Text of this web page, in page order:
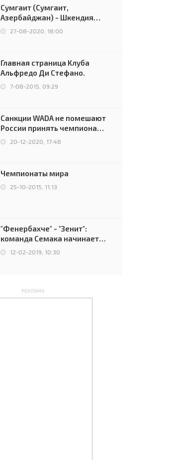
Сумгаит (Сумгаит,
Азербайджан) - Шкендия
(Тетово, Северная
Македония) - 0:2 (0:0)
27-08-2020, 18:00
Главная страница Клуба
Альфредо Ди Стефано.
7-08-2015, 09:29
Санкции WADA не помешают
России принять чемпионат
Европы и финал Лиги
чемпионов.
20-12-2020, 17:48
Чемпионаты мира
25-10-2015, 11:13
"Фенербахче" - "Зенит":
команда Семака начинает
путь в плей-офф Лиги
12-02-2019, 10:30
РЕКЛАМА